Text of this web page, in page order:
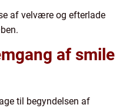
af velvære og efterlade
af smile
til begyndelsen af